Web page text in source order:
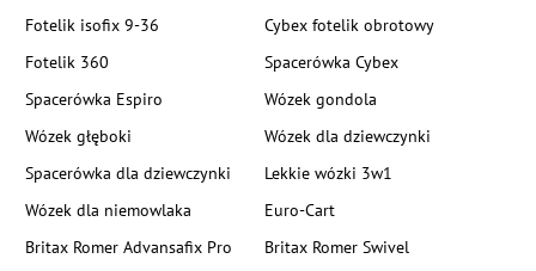
Fotelik isofix 9-36
Cybex fotelik obrotowy
Fotelik 360
Spacerówka Cybex
Spacerówka Espiro
Wózek gondola
Wózek głęboki
Wózek dla dziewczynki
Spacerówka dla dziewczynki
Lekkie wózki 3w1
Wózek dla niemowlaka
Euro-Cart
Britax Romer Advansafix Pro
Britax Romer Swivel